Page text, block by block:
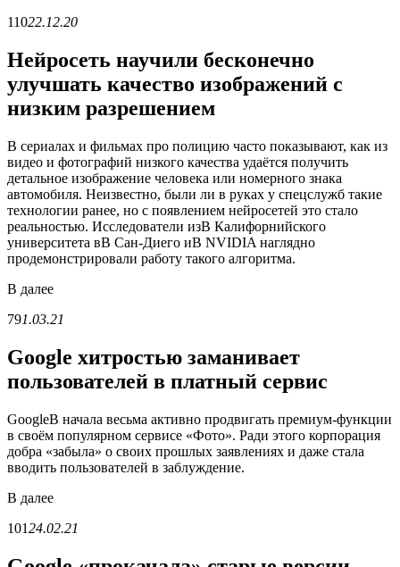
11022.12.20
Нейросеть научили бесконечно
улучшать качество изображений с
низким разрешением
В сериалах и фильмах про полицию часто показывают, как из
видео и фотографий низкого качества удаётся получить
детальное изображение человека или номерного знака
автомобиля. Неизвестно, были ли в руках у спецслужб такие
технологии ранее, но с появлением нейросетей это стало
реальностью. Исследователи изВ Калифорнийского
университета вВ Сан-Диего иВ NVIDIA наглядно
продемонстрировали работу такого алгоритма.
В далее
791.03.21
Google хитростью заманивает
пользователей в платный сервис
GoogleВ начала весьма активно продвигать премиум-функции
в своём популярном сервисе «Фото». Ради этого корпорация
добра «забыла» о своих прошлых заявлениях и даже стала
вводить пользователей в заблуждение.
В далее
10124.02.21